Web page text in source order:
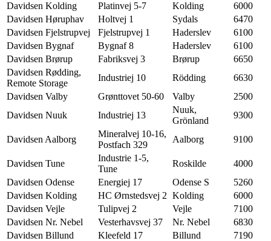
Davidsen Kolding
Platinvej 5-7 Kolding
6000
Davidsen Høruphav
Holtvej 1 Sydals
6470
Davidsen Fjelstrupvej
Fjelstrupvej 1 Haderslev
6100
Davidsen Bygnaf
Bygnaf 8 Haderslev
6100
Davidsen Brørup
Fabriksvej 3 Brørup
6650
Davidsen Rødding,
Remote Storage
Industriej 10 Rödding
6630
Davidsen Valby
Grønttovet 50-60 Valby
2500
Davidsen Nuuk
Industriej 13
Nuuk,
Grönland
9300
Davidsen Aalborg
Mineralvej 10-16,
Postfach 329
Aalborg 9100
Davidsen Tune
Industrie 1-5,
Tune
Roskilde
4000
Davidsen Odense
Energiej 17 Odense S
5260
Davidsen Kolding
HC Ørnstedsvej 2 Kolding
6000
Davidsen Vejle
Tulipvej 2 Vejle
7100
Davidsen Nr. Nebel
Vesterhavsvej 37 Nr. Nebel
6830
Davidsen Billund
Kleefeld 17 Billund
7190